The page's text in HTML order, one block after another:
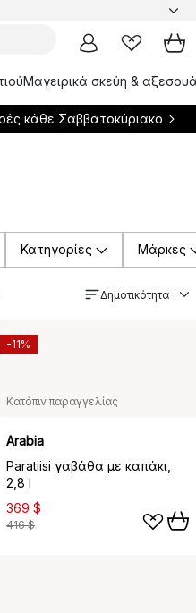
Μαγειρικά σκεύη &
κάθε Σαββατοκύριακο
Κατηγορίες Μάρκες
Δημοτικότητα
Κατόπιν παραγγελίας
Arabia
Paratiisi γαβάθα με καπάκι,
2,8 l
369 $
416 $
-11%